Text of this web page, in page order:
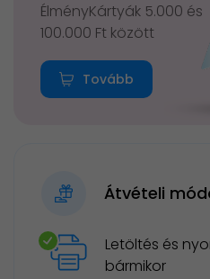
ÉlményKártyák 5.000 és
100.000 Ft között
Tovább
Átvételi
Letöltés és
bármikor